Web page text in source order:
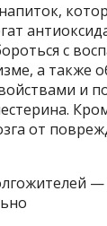
с
а также
и
от